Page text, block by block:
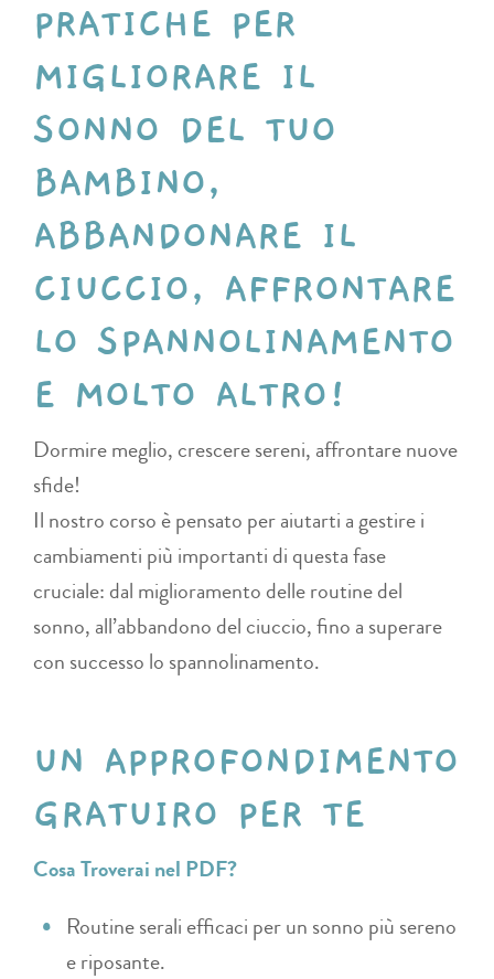
PRATICHE PER
MIGLIORARE IL
SONNO DEL TUO
BAMBINO,
ABBANDONARE IL
CIUCCIO, AFFRONTARE
LO SPANNOLINAMENTO
E MOLTO ALTRO!
Dormire meglio, crescere sereni, affrontare nuove
sfide!
Il nostro corso è pensato per aiutarti a gestire i
cambiamenti più importanti di questa fase
cruciale: dal miglioramento delle routine del
sonno, all’abbandono del ciuccio, fino a superare
con successo lo spannolinamento​​.
UN APPROFONDIMENTO
GRATUIRO PER TE
Cosa Troverai nel PDF?
Routine serali efficaci per un sonno più sereno
e riposante​​.